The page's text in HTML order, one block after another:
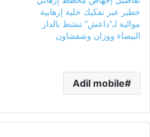
خطير عبر تفكيك خلية إرهابية
موالية لـ”داعش” تنشط بالدار
البيضاء ووزان وشفشاون
Adil mobile